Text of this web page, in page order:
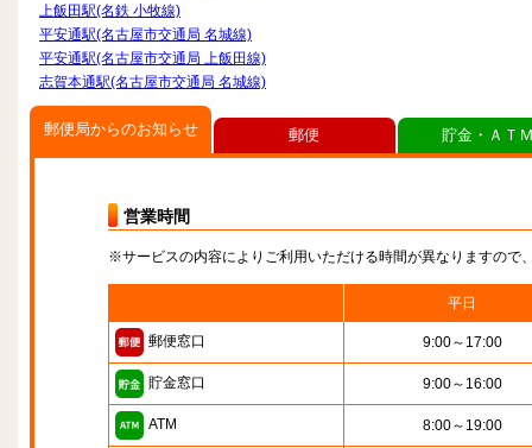
上飯田駅(名鉄 小牧線)
平安通駅(名古屋市交通局 名城線)
平安通駅(名古屋市交通局 上飯田線)
志賀本通駅(名古屋市交通局 名城線)
郵便局からのお知らせ
営業時間
※サービスの内容によりご利用いただける時間が異なりますので
平日
郵便窓口 9:00～17:00
貯金窓口 9:00～16:00
ATM 8:00～19:00
郵便 貯金・ＡＴ